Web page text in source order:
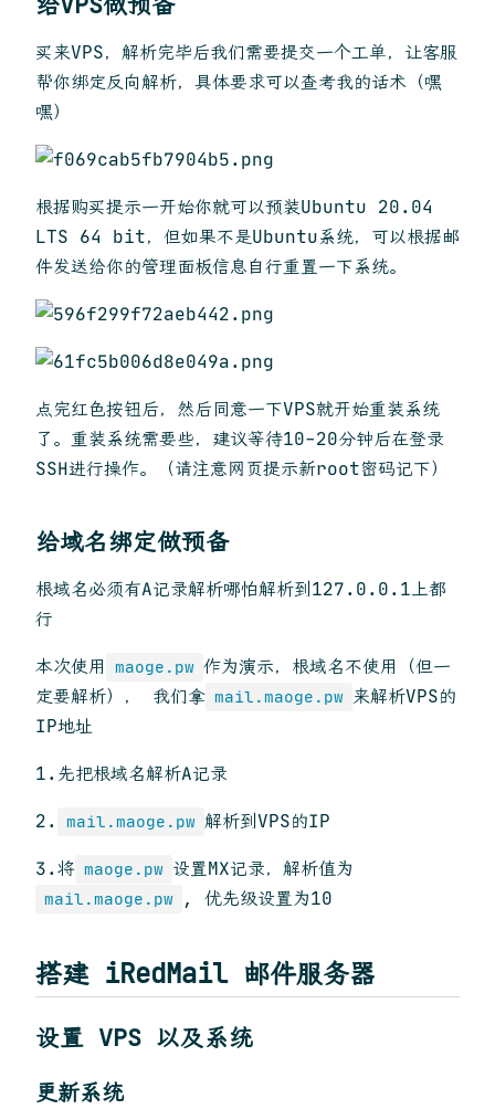
买来VPS，解析完毕后我们需要提交一个工单，让客服
帮你绑定反向解析，具体要求可以查考我的话术（嘿
嘿）
根据购买提示一开始你就可以预装Ubuntu 20.04
LTS 64 bit，但如果不是Ubuntu系统，可以根据邮
件发送给你的管理面板信息自行重置一下系统。
点完红色按钮后，然后同意一下VPS就开始重装系统
了。重装系统需要些，建议等待10-20分钟后在登录
SSH进行操作。（请注意网页提示新root密码记下）
给域名绑定做预备
根域名必须有A记录解析哪怕解析到127.0.0.1上都
行
本次使用 maoge.pw 作为演示，根域名不使用（但一
定要解析）， 我们拿 mail.maoge.pw 来解析VPS的
IP地址
1.先把根域名解析A记录
2. mail.maoge.pw 解析到VPS的IP
3.将 maoge.pw 设置MX记录，解析值为
mail.maoge.pw , 优先级设置为10
搭建 iRedMail 邮件服务器
设置 VPS 以及系统
更新系统